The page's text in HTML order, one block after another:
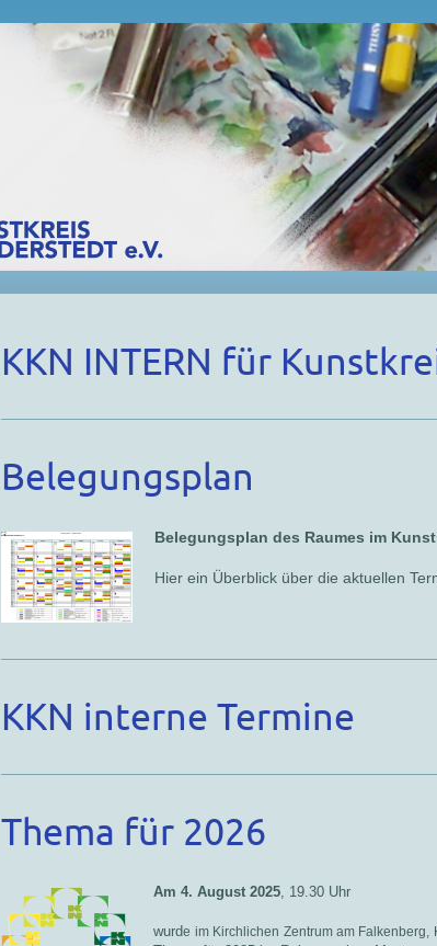
KKN INTERN für
Belegungsplan
Belegungsplan des Raumes im
Hier ein Überblick über die aktuellen
KKN interne Termine
Thema für 2026
Am 4. August 2025, 19.30 Uhr
wurde im Kirchlichen Zentrum am